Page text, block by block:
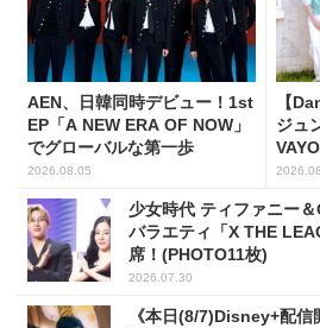
AEN、日韓同時デビュー！1st
EP「A NEW ERA OF NOW」
でグローバルな第一歩
2026.08.05
【
ジュ
イズ
少女時代 ティファニー
バラエティ「X THE
席！(PHOTO11枚)
2026.07.30
《本日(8/7)Disney+配